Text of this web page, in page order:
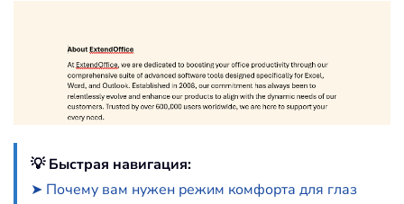
💡 Быстрая навигация:
➤ Почему вам нужен режим комфорта для глаз